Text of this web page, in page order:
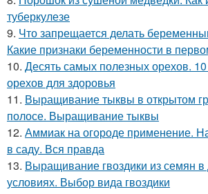
туберкулезе
9. Что запрещается делать
Какие признаки беременности в
10. Десять самых полезных орехов.
орехов для здоровья
11. Выращивание тыквы в открытом
полосе. Выращивание тыквы
12. Аммиак на огороде применение.
в саду. Вся правда
13. Выращивание гвоздики из семян
условиях. Выбор вида гвоздики